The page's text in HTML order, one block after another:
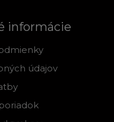
informácie
údajov